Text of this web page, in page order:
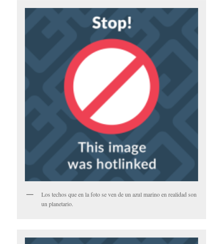
Los techos que en la foto se ven de un azul marino en realidad son
un planetario.